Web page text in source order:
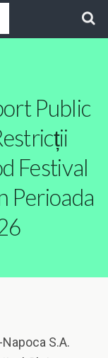
Public
Festival
Perioada
S.A.